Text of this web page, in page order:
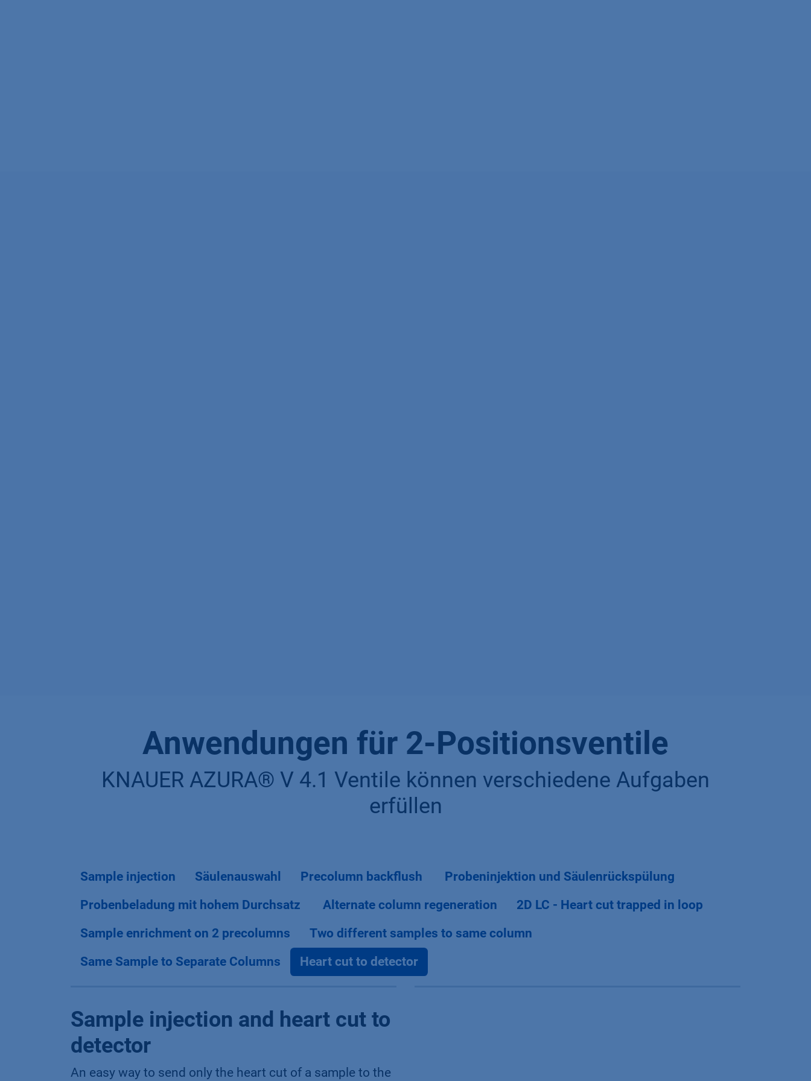
Anwendungen für 2-Positionsventile
KNAUER AZURA® V 4.1 Ventile können verschiedene Aufgaben
erfüllen
Sample injection Säulenauswahl Precolumn backflush
Probeninjektion und Säulenrückspülung
Probenbeladung mit hohem Durchsatz
Alternate column regeneration
2D LC - Heart cut trapped in loop
Sample enrichment on 2 precolumns
Two different samples to same column
Same Sample to Separate Columns
Heart cut to detector
Sample injection and heart cut to
detector
An easy way to send only the heart cut of a sample to the